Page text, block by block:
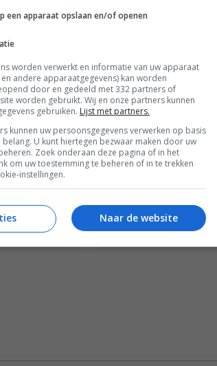
smaak met zout en peper.
Bewuste keuzes
Lente recepten
een apparaat opslaan en/of openen
worden verwerkt en informatie van uw apparaat
andere apparaatgegevens) kan worden
door en gedeeld met 332 partners of
worden gebruikt. Wij en onze partners kunnen
gebruiken. Lijst met partners.
kunnen uw persoonsgegevens verwerken op basis
U kunt hiertegen bezwaar maken door uw
Zoek onderaan deze pagina of in het
om uw toestemming te beheren of in te trekken
instellingen.
Naar de website